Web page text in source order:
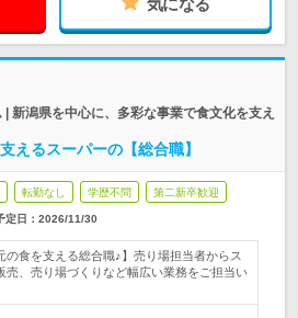
新潟県を中心に、多彩な事業で食文化を支え
えるスーパーの【総合職】
転勤なし 学歴不問 第二新卒歓迎
定日： 2026/11/30
の食を支える総合職♪】売り場担当者からス
売、売り場づくりなど幅広い業務をご担当い